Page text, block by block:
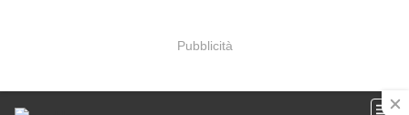
Pubblicità